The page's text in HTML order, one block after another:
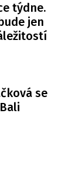
týdne.
jen
se